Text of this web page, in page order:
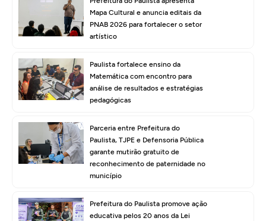
Mapa Cultural e anuncia editais da
PNAB 2026 para fortalecer o setor
artístico
Paulista fortalece ensino da
Matemática com encontro para
análise de resultados e estratégias
pedagógicas
Parceria entre Prefeitura do
Paulista, TJPE e Defensoria Pública
garante mutirão gratuito de
reconhecimento de paternidade no
município
Prefeitura do Paulista promove ação
educativa pelos 20 anos da Lei